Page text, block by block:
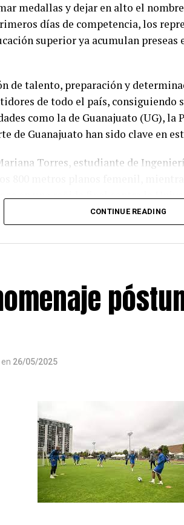
medallas y dejar en alto el
días de competencia, los
superior ya acumulan
de talento, preparación y
de todo el país, consiguiendo
como la de Guanajuato (UG), la
de Guanajuato han sido clave en
Torres, estudiante de
en una reñida final contra la
universitario, coincidieron
“Estos resultados demuestran
concluye, y se espera que la
con más finales programadas para
presea, también por convertirse en
CONTINUE READING
en 26/05/2025